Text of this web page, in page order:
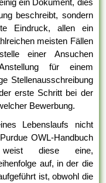
ein Dokument, dies
beschreibt, sondern
Eindruck, allen ein
meisten Fällen
einer Ansuchen
für einem
Stellenausschreibung
erste Schritt bei der
Bewerbung.
Lebenslaufs nicht
OWL-Handbuch
weist diese eine,
auf, in der die
ist, obwohl die